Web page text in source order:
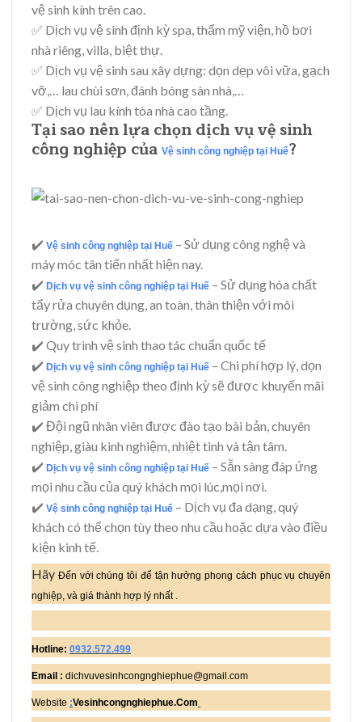
vệ sinh kính trên cao.
✅ Dịch vụ vệ sinh định kỳ spa, thẩm mỹ viện, hồ bơi
nhà riêng, villa, biệt thự.
✅ Dịch vụ vệ sinh sau xây dựng: dọn dẹp vôi vữa, gạch
vỡ,… lau chùi sơn, đánh bóng sàn nhà,…
✅ Dịch vụ lau kính tòa nhà cao tầng.
Tại sao nên lựa chọn dịch vụ vệ sinh
công nghiệp của Vệ sinh công nghiệp tại Huế?
✔️ Vệ sinh công nghiệp tại Huế – Sử dụng công nghệ và
máy móc tân tiến nhất hiện nay.
✔️ Dịch vụ vệ sinh công nghiệp tại Huế – Sử dụng hóa chất
tẩy rửa chuyên dụng, an toàn, thân thiện với môi
trường, sức khỏe.
✔️ Quy trình vệ sinh thao tác chuẩn quốc tế
✔️ Dịch vụ vệ sinh công nghiệp tại Huế – Chi phí hợp lý, dọn
vệ sinh công nghiệp theo định kỳ sẽ được khuyến mãi
giảm chi phí
✔️ Đội ngũ nhân viên được đào tạo bài bản, chuyên
nghiệp, giàu kinh nghiệm, nhiệt tình và tận tâm.
✔️ Dịch vụ vệ sinh công nghiệp tại Huế – Sẵn sàng đáp ứng
mọi nhu cầu của quý khách mọi lúc,mọi nơi.
✔️ Vệ sinh công nghiệp tại Huế – Dịch vụ đa dạng, quý
khách có thể chọn tùy theo nhu cầu hoặc dựa vào điều
kiện kinh tế.
Hãy Đến với chúng tôi để tận hưởng phong cách phục vụ chuyên
nghiệp, và giá thành hợp lý nhất .
Hotline: 0932.572.499
Email : dichvuvesinhcongnghiephue@gmail.com
Website :Vesinhcongnghiephue.Com